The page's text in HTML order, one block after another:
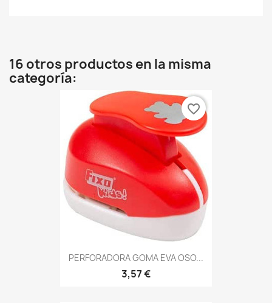
16 otros productos en la misma
categoría:
PERFORADORA GOMA EVA OSO...
3,57 €
favorite_border